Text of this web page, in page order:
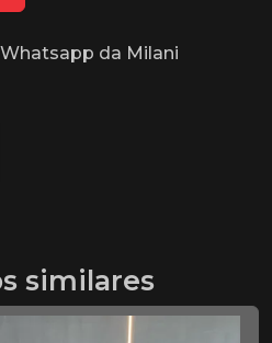
da Milani
similares